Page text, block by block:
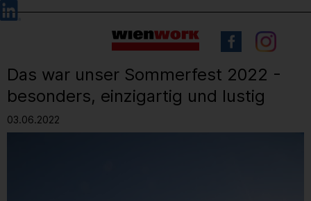
Barrierefreie
Bedienung
Sprachauswahl
Das war unser Sommerfest 2022 -
besonders, einzigartig und lustig
03.06.2022